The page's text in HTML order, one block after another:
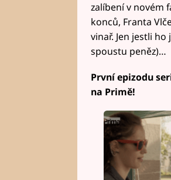
zalíbení v novém
konců, Franta
vinař. Jen jestli
spoustu peněz)…
První epizodu
na Primě!